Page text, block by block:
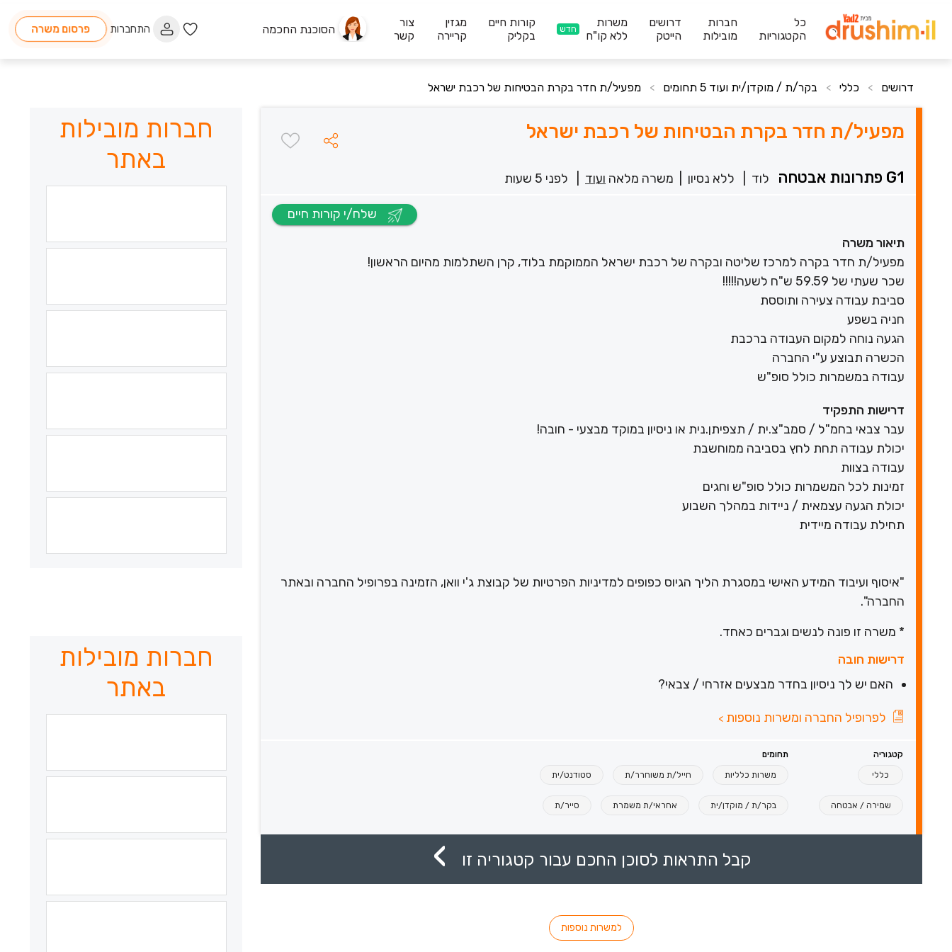
כל
הקטגוריות
חברות
מובילות
דרושים
הייטק
משרות
ללא קו"ח
חדש
קורות חיים
בקליק
מגזין
קריירה
צור
קשר
הסוכנת החכמה התחברות פרסום משרה
דרושים > כללי > בקר/ת / מוקדן/ית ועוד 5 תחומים > מפעיל/ת חדר בקרת הבטיחות של רכבת ישראל
מפעיל/ת חדר בקרת הבטיחות של רכבת ישראל
G1 פתרונות אבטחה לוד ללא נסיון משרה מלאה ועוד לפני 5 שעות
תיאור משרה
מפעיל/ת חדר בקרה למרכז שליטה ובקרה של רכבת ישראל הממוקמת בלוד, קרן השתלמות מהיום הראשון!
שכר שעתי של 59.59 ש"ח לשעה!!!!!
סביבת עבודה צעירה ותוססת
חניה בשפע
הגעה נוחה למקום העבודה ברכבת
הכשרה תבוצע ע"י החברה
עבודה במשמרות כולל סופ"ש
דרישות התפקיד
עבר צבאי בחמ"ל / סמב"צ.ית / תצפיתן.נית או ניסיון במוקד מבצעי - חובה!
יכולת עבודה תחת לחץ בסביבה ממוחשבת
עבודה בצוות
זמינות לכל המשמרות כולל סופ"ש וחגים
יכולת הגעה עצמאית / ניידות במהלך השבוע
תחילת עבודה מיידית
"איסוף ועיבוד המידע האישי במסגרת הליך הגיוס כפופים למדיניות הפרטיות של קבוצת ג'י וואן, הזמינה בפרופיל החברה ובאתר
החברה".
* משרה זו פונה לנשים וגברים כאחד.
דרישות חובה
האם יש לך ניסיון בחדר מבצעים אזרחי / צבאי?
לפרופיל החברה ומשרות נוספות >
קטגוריה תחומים
כללי משרות כלליות חייל/ת משוחרר/ת סטודנט/ית
שמירה / אבטחה בקר/ת / מוקדן/ית אחראי/ת משמרת סייר/ת
קבל התראות לסוכן החכם עבור קטגוריה זו
למשרות נוספות
חברות מובילות
באתר
חברות מובילות
באתר